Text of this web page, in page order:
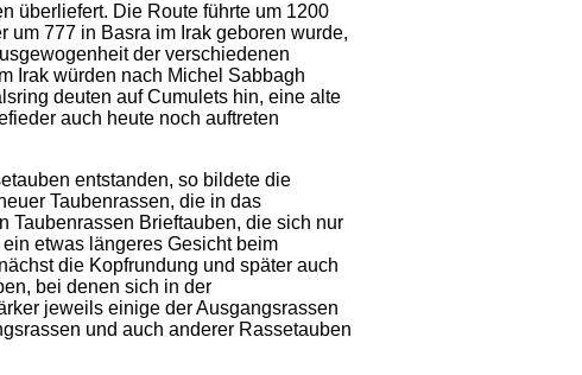
überliefert. Die Route führte um 1200
777 in Basra im Irak geboren wurde,
der verschiedenen
Irak würden nach Michel Sabbagh
deuten auf Cumulets hin, eine alte
auch heute noch auftreten
entstanden, so bildete die
Taubenrassen, die in das
Taubenrassen Brieftauben, die sich nur
etwas längeres Gesicht beim
die Kopfrundung und später auch
bei denen sich in der
jeweils einige der Ausgangsrassen
und auch anderer Rassetauben